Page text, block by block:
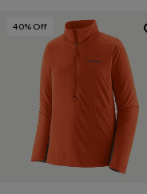
40% Off